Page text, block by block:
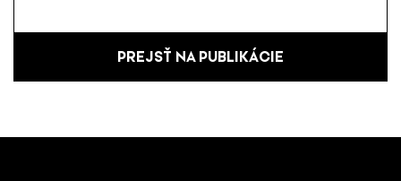
PREJSŤ NA PUBLIKÁCIE